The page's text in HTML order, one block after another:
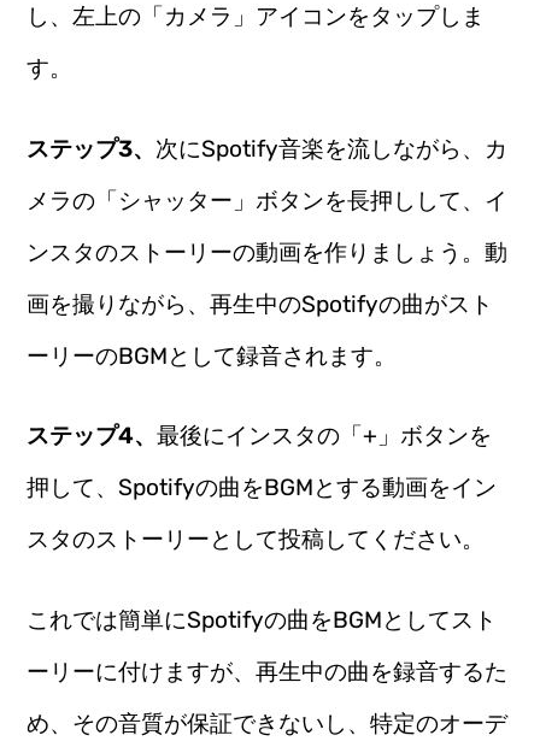
し、左上の「カメラ」アイコンをタップしま
す。
ステップ3、 次にSpotify音楽を流しながら、カ
メラの「シャッター」ボタンを長押しして、イ
ンスタのストーリーの動画を作りましょう。動
画を撮りながら、再生中のSpotifyの曲がスト
ーリーのBGMとして録音されます。
ステップ4、最後にインスタの「+」ボタンを
押して、Spotifyの曲をBGMとする動画をイン
スタのストーリーとして投稿してください。
これでは簡単にSpotifyの曲をBGMとしてスト
ーリーに付けますが、再生中の曲を録音するた
め、その音質が保証できないし、特定のオーデ